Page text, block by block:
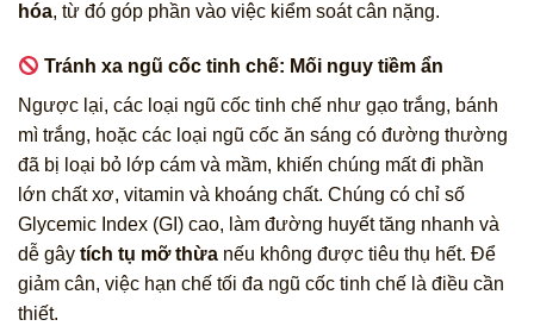
hóa, từ đó góp phần vào việc kiểm soát cân nặng.
Tránh xa ngũ cốc tinh chế: Mối nguy tiềm ẩn
Ngược lại, các loại ngũ cốc tinh chế như gạo trắng, bánh
mì trắng, hoặc các loại ngũ cốc ăn sáng có đường thường
đã bị loại bỏ lớp cám và mầm, khiến chúng mất đi phần
lớn chất xơ, vitamin và khoáng chất. Chúng có chỉ số
Glycemic Index (GI) cao, làm đường huyết tăng nhanh và
dễ gây tích tụ mỡ thừa nếu không được tiêu thụ hết. Để
giảm cân, việc hạn chế tối đa ngũ cốc tinh chế là điều cần
thiết.